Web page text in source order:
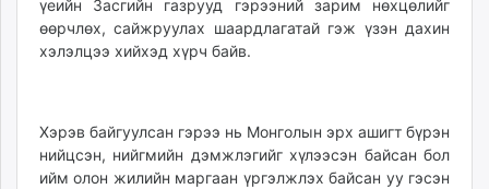
үеийн Засгийн газрууд гэрээний зарим нөхцөлийг
өөрчлөх, сайжруулах шаардлагатай гэж үзэн дахин
хэлэлцээ хийхэд хүрч байв.
Хэрэв байгуулсан гэрээ нь Монголын эрх ашигт бүрэн
нийцсэн, нийгмийн дэмжлэгийг хүлээсэн байсан бол
ийм олон жилийн маргаан үргэлжлэх байсан уу гэсэн